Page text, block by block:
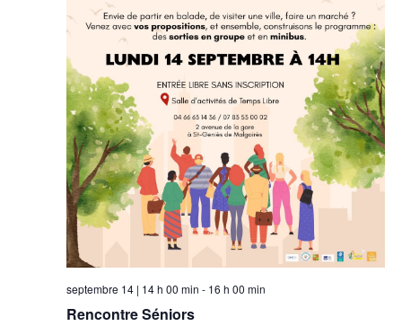
septembre 14 | 14 h 00 min - 16 h 00 min
Rencontre Séniors